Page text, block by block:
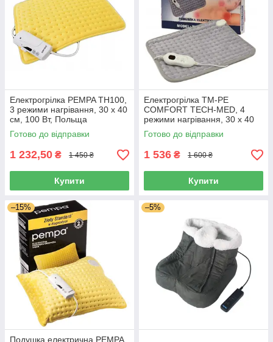
Електрогрілка PEMPA TH100,
3 режими нагрівання, 30 x 40
см, 100 Вт, Польща
Готово до відправки
1 232,50 ₴ 1 450 ₴
Купити
Електрогрілка TM-PE
COMFORT TECH-MED, 4
режими нагрівання, 30 x 40
см, 100 Вт, Польща
Готово до відправки
1 536 ₴ 1 600 ₴
Купити
–15%
Подушка електрична PEMPA
–5%